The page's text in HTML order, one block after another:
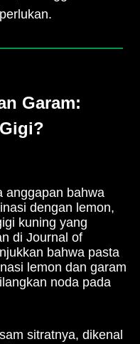
Garam:
anggapan bahwa
dengan lemon,
kuning yang
di Journal of
bahwa pasta
lemon dan garam
noda pada
sitratnya, dikenal